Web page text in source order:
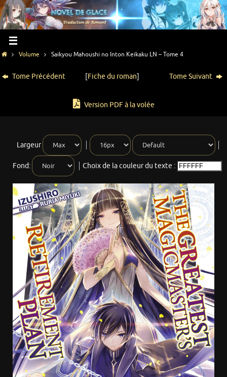
Volume Saikyou Mahoushi no Inton Keikaku LN – Tome 4
Tome Précédent [Fiche du roman] Tome Suivant
Version PDF à la volée
Largeur
Fond: Choix de la couleur du texte :